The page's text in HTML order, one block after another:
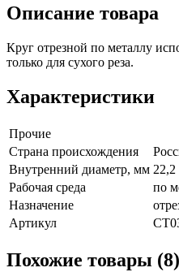
Описание товара
Круг отрезной по металлу
только для сухого реза.
Характеристики
Прочие
Страна происхождения
Внутренний диаметр, мм 22,2
Рабочая среда
по
Назначение
Артикул
Похожие товары (8)